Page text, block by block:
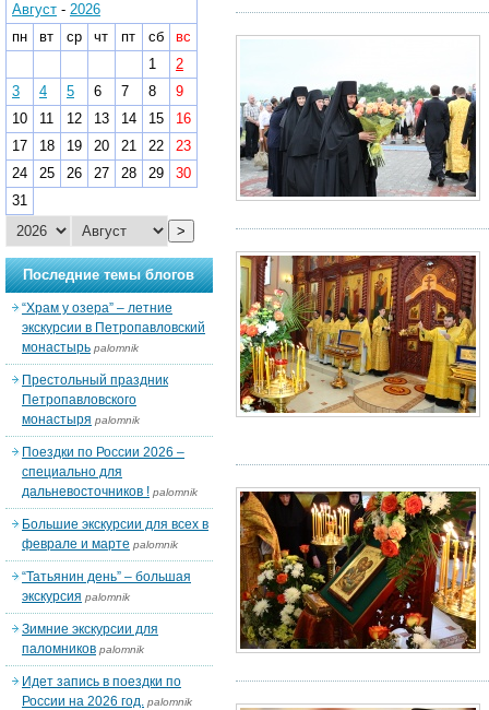
Август - 2026
пн
вт ср чт пт сб
вс
1
2
3
4 5 6 7 8
9
10
11 12 13 14 15
16
17
18 19 20 21 22
23
24
25 26 27 28 29
30
31
>
Последние темы блогов
“Храм у озера” – летние
экскурсии в Петропавловский
монастырь palomnik
Престольный праздник
Петропавловского
монастыря palomnik
Поездки по России 2026 –
специально для
дальневосточников ! palomnik
Большие экскурсии для всех в
феврале и марте palomnik
“Татьянин день” – большая
экскурсия palomnik
Зимние экскурсии для
паломников palomnik
Идет запись в поездки по
России на 2026 год. palomnik